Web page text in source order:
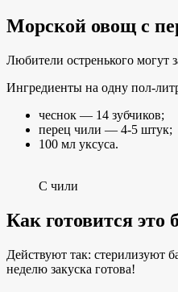
Морской овощ с
Любители остренького могут
Ингредиенты на одну пол-
чеснок — 14 зубчиков;
перец чили — 4-5 штук;
100 мл уксуса.
С чили
Как готовится это
Действуют так: стерилизуют
неделю закуска готова!